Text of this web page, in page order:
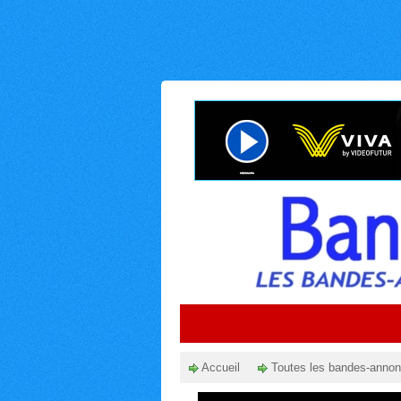
Accueil Toutes les bandes-